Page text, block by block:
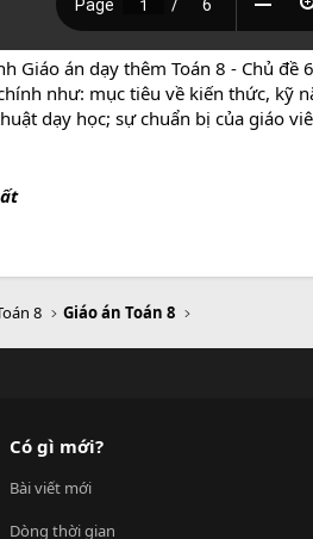
Giáo án dạy thêm Toán 8 - Chủ
như: mục tiêu về kiến thức, kỹ
dạy học; sự chuẩn bị của giáo
8 Giáo án Toán 8
Có gì mới?
Bài viết mới
Dòng thời gian